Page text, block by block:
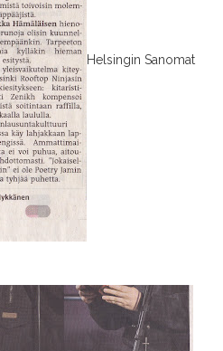
Helsingin Sanomat